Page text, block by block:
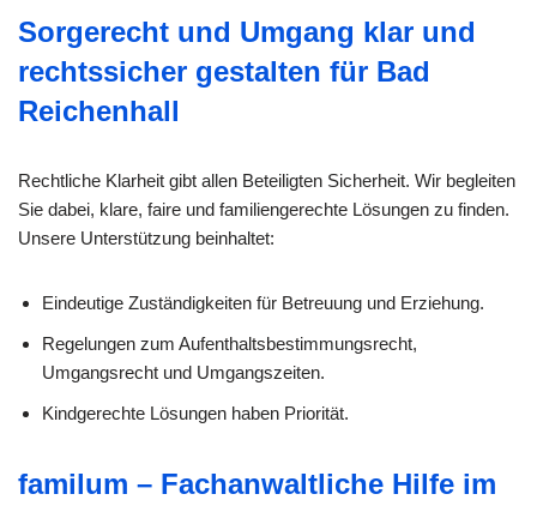
Sorgerecht und Umgang klar und
rechtssicher gestalten für Bad
Reichenhall
Rechtliche Klarheit gibt allen Beteiligten Sicherheit. Wir begleiten
Sie dabei, klare, faire und familiengerechte Lösungen zu finden.
Unsere Unterstützung beinhaltet:
Eindeutige Zuständigkeiten für Betreuung und Erziehung.
Regelungen zum Aufenthaltsbestimmungsrecht,
Umgangsrecht und Umgangszeiten.
Kindgerechte Lösungen haben Priorität.
familum – Fachanwaltliche Hilfe im